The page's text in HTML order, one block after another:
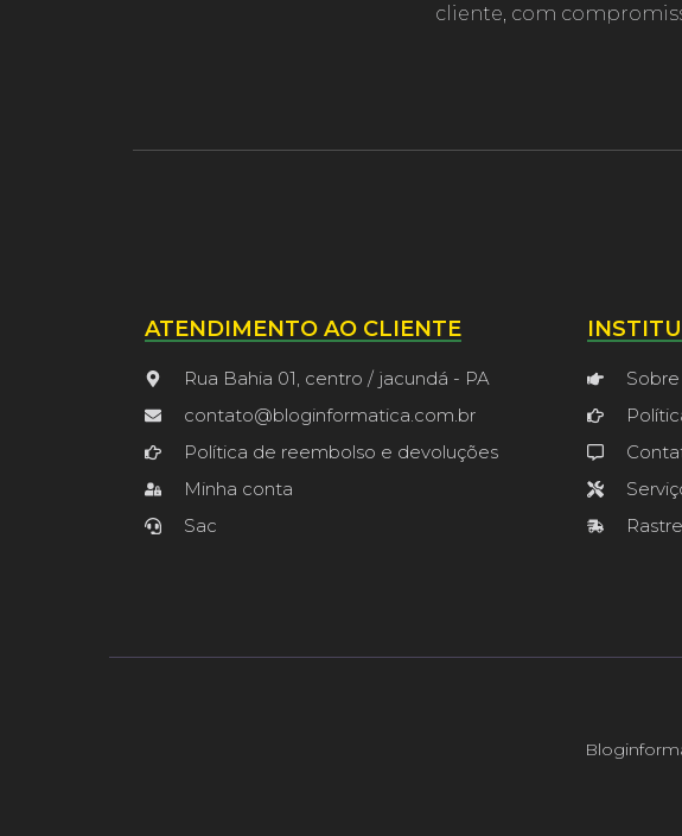
cliente, com
ATENDIMENTO AO CLIENTE
Rua Bahia 01, centro / jacundá - PA
contato@bloginformatica.com.br
Política de reembolso e devoluções
Minha conta
Sac